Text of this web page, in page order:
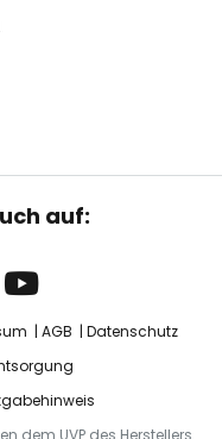
auf:
AGB
Datenschutz
dem UVP des Herstellers.